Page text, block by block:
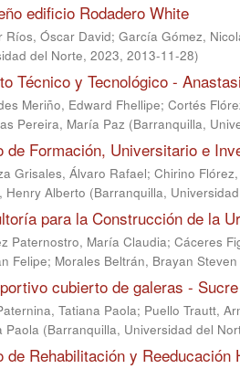
edificio Rodadero White
Ríos, Óscar David; García Gómez,
del Norte, 2023, 2013-11-28)
Técnico y Tecnológico -
Meriño, Edward Fhellipe; Cortés
Pereira, María Paz (Barranquilla,
de Formación, Universitario e
Grisales, Álvaro Rafael; Chirino
Henry Alberto (Barranquilla,
para la Construcción de la
Paternostro, María Claudia; Cáceres
Felipe; Morales Beltrán, Brayan Steven
cubierto de galeras - Sucre
Tatiana Paola; Puello Trautt,
Paola (Barranquilla, Universidad del
de Rehabilitación y Reeducación